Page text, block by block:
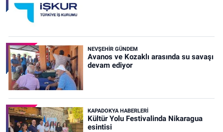
NEVŞEHIR GÜNDEM
Avanos ve Kozaklı arasında su savaşı
devam ediyor
KAPADOKYA HABERLERI
Kültür Yolu Festivalinda Nikaragua
esintisi